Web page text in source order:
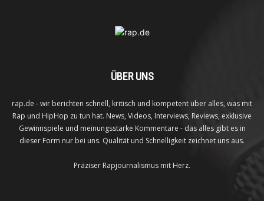
ÜBER UNS
rap.de - wir berichten schnell, kritisch und kompetent über alles, was mit
Rap und HipHop zu tun hat. News, Videos, Interviews, Reviews, exklusive
Gewinnspiele und meinungsstarke Kommentare - das alles gibt es in
dieser Form nur bei uns. Qualität und Schnelligkeit zeichnet uns aus.
Präziser Rapjournalismus mit Herz.